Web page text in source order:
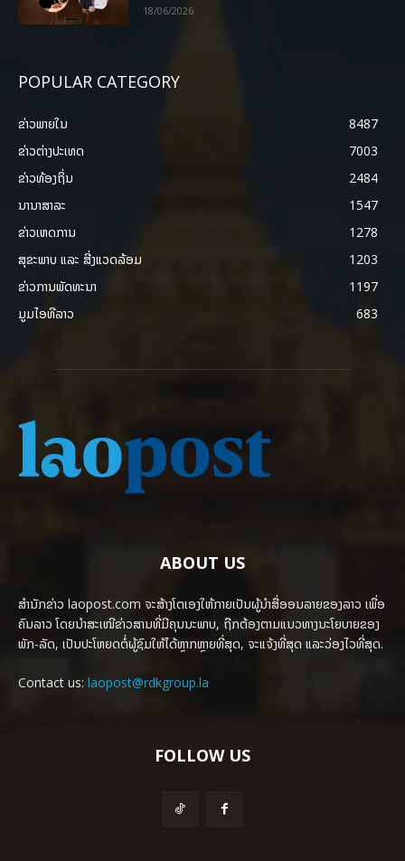
18/06/2026
POPULAR CATEGORY
ຂ່າວພາຍ​ໃນ
8487
ຂ່າວຕ່າງປະເທດ
7003
ຂ່າວທ້ອງຖິ່ນ
2484
ນານາສາລະ
1547
ຂ່າວເຫດການ
1278
ສຸຂະພາບ ແລະ ສີ່ງແວດລ້ອມ
1203
ຂ່າວການພັດທະນາ
1197
ມູມໄອທີລາວ
683
ABOUT US
ສຳນັກຂ່າວ laopost.com ຈະສ້າງໂຕເອງໃຫ້ກາຍເປັນຜູ້ນຳສື່ອອນລາຍຂອງລາວ ເພື່ອ
ຄົນລາວ ໂດຍນຳສະເໜີຂ່າວສານທີ່ມີຄຸນນະພາບ, ຖືກຕ້ອງຕາມແນວທາງນະໂຍບາຍຂອງ
ພັກ-ລັດ, ເປັນປະໂຫຍດຕໍ່ຜູ້ຊົມໃຫ້ໄດ້ຫຼາກຫຼາຍທີ່ສຸດ, ຈະແຈ້ງທີ່ສຸດ ແລະວ່ອງໄວທີ່ສຸດ.
Contact us: laopost@rdkgroup.la
FOLLOW US